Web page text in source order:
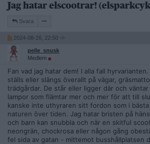
Jag hatar elscootrar!
Svara
2024-08-26, 22:50
pelle_snusk
Medlem
Fan vad jag hatar dem! I alla fall
ställs eller slängs överallt på vägar,
trädgårdar. De står eller ligger där och
lampor som flämtar mer och mer för att till
kanske inte uthyraren sitt fordon som i
naturen över tiden. Jag hatar bristen på
och barn kan snubbla och när en skitful
neongrän, chockrosa eller någon gång
fel sida av gatan - mittemot busshållplatsen